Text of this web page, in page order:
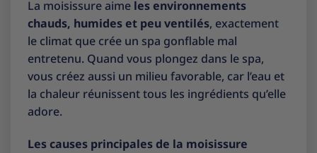
La moisissure aime les environnements
chauds, humides et peu ventilés, exactement
le climat que crée un spa gonflable mal
entretenu. Quand vous plongez dans le spa,
vous créez aussi un milieu favorable, car l’eau et
la chaleur réunissent tous les ingrédients qu’elle
adore.
Les causes principales de la moisissure